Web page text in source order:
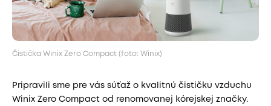
Čistička Winix Zero Compact (foto: Winix)
Pripravili sme pre vás súťaž o kvalitnú čističku vzduchu
Winix Zero Compact od renomovanej kórejskej značky.